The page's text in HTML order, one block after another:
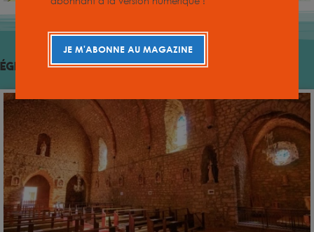
TOUS LES LIEUX
Église Saints-Julien-et-Basilisse
JE M'ABONNE AU MAGAZINE